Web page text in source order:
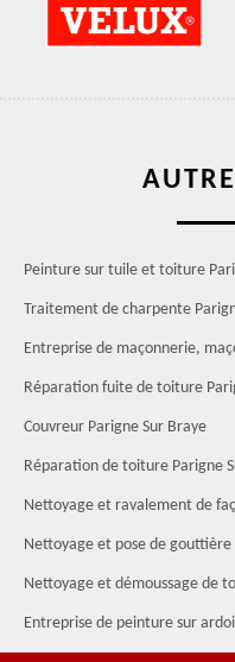
Peinture sur tuile et toiture
Traitement de charpente
Entreprise de maçonnerie,
Réparation fuite de toiture
Couvreur Parigne Sur Braye
Réparation de toiture Parigne
Nettoyage et ravalement de
Nettoyage et pose de gouttière
Nettoyage et démoussage de
Entreprise de peinture sur